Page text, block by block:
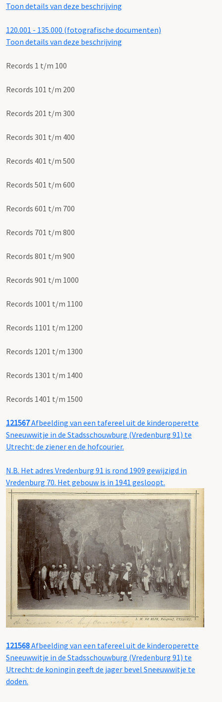
Toon details van deze beschrijving
120.001 - 135.000 (fotografische documenten)
Toon details van deze beschrijving
Records 1 t/m 100
Records 101 t/m 200
Records 201 t/m 300
Records 301 t/m 400
Records 401 t/m 500
Records 501 t/m 600
Records 601 t/m 700
Records 701 t/m 800
Records 801 t/m 900
Records 901 t/m 1000
Records 1001 t/m 1100
Records 1101 t/m 1200
Records 1201 t/m 1300
Records 1301 t/m 1400
Records 1401 t/m 1500
121567Afbeelding van een tafereel uit de kinderoperette
Sneeuwwitje in de Stadsschouwburg (Vredenburg 91) te
Utrecht: de ziener en de hofcourier.
N.B. Het adres Vredenburg 91 is rond 1909 gewijzigd in
Vredenburg 70. Het gebouw is in 1941 gesloopt.
121568Afbeelding van een tafereel uit de kinderoperette
Sneeuwwitje in de Stadsschouwburg (Vredenburg 91) te
Utrecht: de koningin geeft de jager bevel Sneeuwwitje te
doden.